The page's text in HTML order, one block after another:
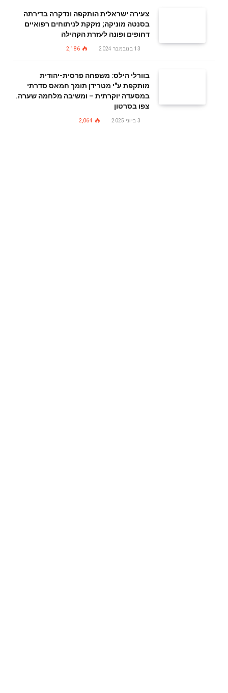
צעירה ישראלית הותקפה ונדקרה בדירתה
בסנטה מוניקה; נזקקת לניתוחים רפואיים
דחופים ופונה לעזרת הקהילה
13 בנובמבר 2024 2,186
בוורלי הילס: משפחה פרסית-יהודית
מותקפת ע"י מטרידן תומך חמאס סדרתי
במסעדה יוקרתית – ומשיבה מלחמה שערה.
צפו בסרטון
3 ביוני 2025 2,064